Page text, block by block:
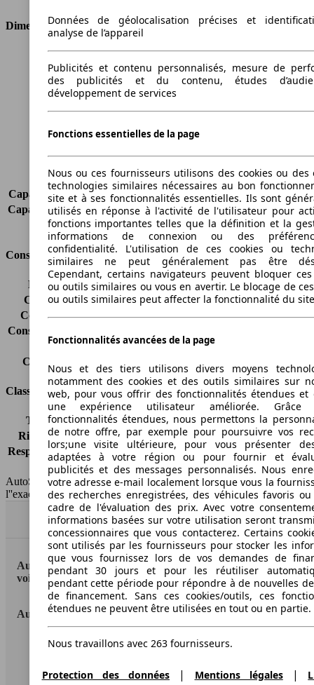
Dimensions
Longueur
4827 mm
Hauteur
1475 mm
Largeur
1792 mm
Empattement
Charge maximale
-
Charge sur toit
-
Capacité de remorquage (sans freins)
750 kg
Capacité de remorquage (avec freins) 1800 kg
Volume du coffre
500 l
Consommation
Émissions de CO2*
175 g/km (komb.)
Consommation (ville)
9.0 l/100km
Consommation (route)
5.2 l/100km
Consommation (combinée)*
Classe d'émissions
pas d'information
Capacité du réservoir
Classes d'assurance
Tous risques
-
Risques partiels
-
Responsabilité civile -
HSN/TSN
MSA54x2Cxxxx/n.c.
AutoScout24 France SAS décline toute responsabilité concernant
l''exactitude des indications fournies.
Haut
AutoScout24: la plus grande plateforme en ligne de
voitures en Europe
AutoScout24
A propos d'AutoScout24
Conditions d'utilisation
Données de géolocalisation précises et
analyse de l’appareil
Publicités et contenu personnalisés, mesure de
des publicités et du contenu, études
développement de services
Fonctions essentielles de la page
Nous ou ces fournisseurs utilisons des cookies ou des
technologies similaires nécessaires au bon
site et à ses fonctionnalités essentielles. Ils sont
utilisés en réponse à l'activité de l'utilisateur pour
fonctions importantes telles que la définition et la
informations de connexion ou des
confidentialité. L'utilisation de ces cookies ou
similaires ne peut généralement pas être
Cependant, certains navigateurs peuvent bloquer ces
ou outils similaires ou vous en avertir. Le blocage de
ou outils similaires peut affecter la fonctionnalité du
Fonctionnalités avancées de la page
Nous et des tiers utilisons divers moyens
notamment des cookies et des outils similaires sur
web, pour vous offrir des fonctionnalités étendues et
une expérience utilisateur améliorée.
fonctionnalités étendues, nous permettons la
de notre offre, par exemple pour poursuivre vos
lors;une visite ultérieure, pour vous présenter
adaptées à votre région ou pour fournir et
publicités et des messages personnalisés. Nous
votre adresse e-mail localement lorsque vous la
des recherches enregistrées, des véhicules favoris
cadre de l'évaluation des prix. Avec votre
informations basées sur votre utilisation seront
concessionnaires que vous contacterez. Certains
sont utilisés par les fournisseurs pour stocker les
que vous fournissez lors de vos demandes de
pendant 30 jours et pour les réutiliser
pendant cette période pour répondre à de nouvelles
de financement. Sans ces cookies/outils, ces
étendues ne peuvent être utilisées en tout ou en partie.
Nous travaillons avec 263 fournisseurs.
Protection des données | Mentions légales|